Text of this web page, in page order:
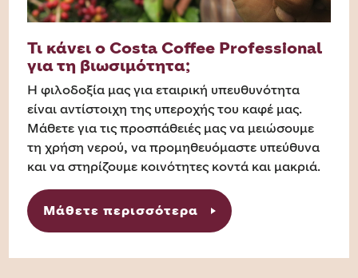
Τι κάνει ο Costa Coffee Professional
για τη βιωσιμότητα;
Η φιλοδοξία μας για εταιρική υπευθυνότητα
είναι αντίστοιχη της υπεροχής του καφέ μας.
Μάθετε για τις προσπάθειές μας να μειώσουμε
τη χρήση νερού, να προμηθευόμαστε υπεύθυνα
και να στηρίζουμε κοινότητες κοντά και μακριά.
Μάθετε περισσότερα